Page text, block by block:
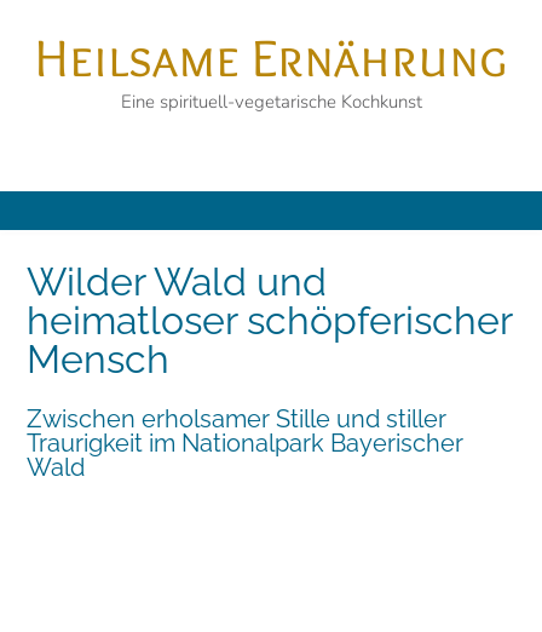
contentHeilsame Ernährung
Eine spirituell-vegetarische Kochkunst
Wilder Wald und
heimatloser schöpferischer
Mensch
Zwischen erholsamer Stille und stiller
Traurigkeit im Nationalpark Bayerischer
Wald